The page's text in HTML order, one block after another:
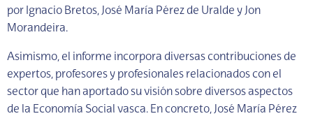
por Ignacio Bretos, José María Pérez de Uralde y Jon
Morandeira.
Asimismo, el informe incorpora diversas contribuciones de
expertos, profesores y profesionales relacionados con el
sector que han aportado su visión sobre diversos aspectos
de la Economía Social vasca. En concreto, José María Pérez